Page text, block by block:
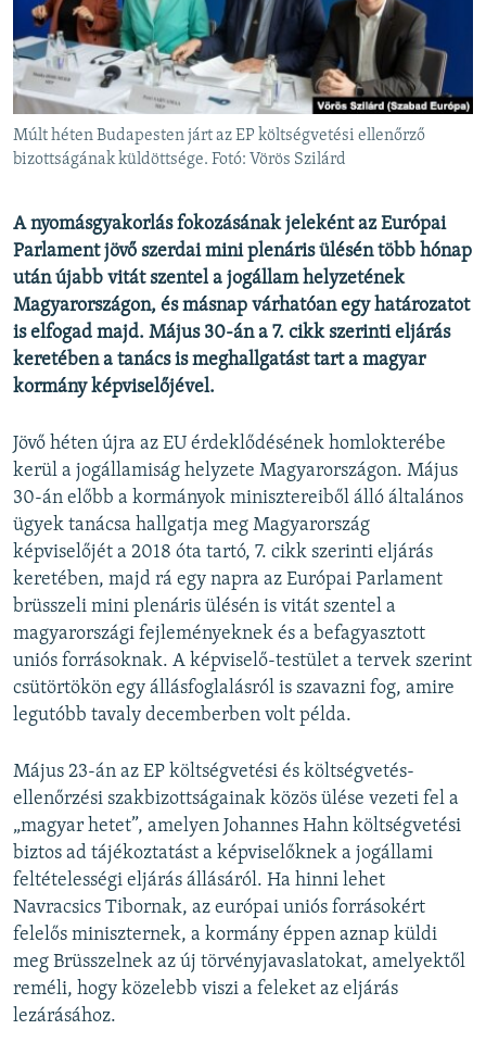
EURÓPAI UNIÓ
VILÁG
KLÍMAVÁLTOZÁS
A MÚLT TANULSÁGAI
Valamennyi RFE/RL weboldal
Múlt héten Budapesten járt az EP költségvetési ellenőrző
bizottságának küldöttsége. Fotó: Vörös Szilárd
A nyomásgyakorlás fokozásának jeleként az Európai
Parlament jövő szerdai mini plenáris ülésén több hónap
után újabb vitát szentel a jogállam helyzetének
Magyarországon, és másnap várhatóan egy határozatot
is elfogad majd. Május 30-án a 7. cikk szerinti eljárás
keretében a tanács is meghallgatást tart a magyar
kormány képviselőjével.
Jövő héten újra az EU érdeklődésének homlokterébe
kerül a jogállamiság helyzete Magyarországon. Május
30-án előbb a kormányok minisztereiből álló általános
ügyek tanácsa hallgatja meg Magyarország
képviselőjét a 2018 óta tartó, 7. cikk szerinti eljárás
keretében, majd rá egy napra az Európai Parlament
brüsszeli mini plenáris ülésén is vitát szentel a
magyarországi fejleményeknek és a befagyasztott
uniós forrásoknak. A képviselő-testület a tervek szerint
csütörtökön egy állásfoglalásról is szavazni fog, amire
legutóbb tavaly decemberben volt példa.
Május 23-án az EP költségvetési és költségvetés-
ellenőrzési szakbizottságainak közös ülése vezeti fel a
„magyar hetet”, amelyen Johannes Hahn költségvetési
biztos ad tájékoztatást a képviselőknek a jogállami
feltételességi eljárás állásáról. Ha hinni lehet
Navracsics Tibornak, az európai uniós forrásokért
felelős miniszternek, a kormány éppen aznap küldi
meg Brüsszelnek az új törvényjavaslatokat, amelyektől
reméli, hogy közelebb viszi a feleket az eljárás
lezárásához.